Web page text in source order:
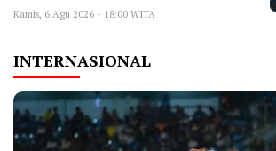
Kamis, 6 Agu 2026 - 18:00 WITA
INTERNASIONAL